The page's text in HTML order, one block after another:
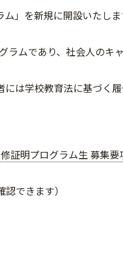
」を新規に開設いたしま
ラムであり、社会人のキ
は学校教育法に基づく
証明プログラム生 募集要
できます）